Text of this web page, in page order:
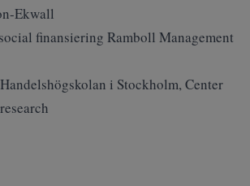
Ekwall
finansiering Ramboll Management
i Stockholm, Center